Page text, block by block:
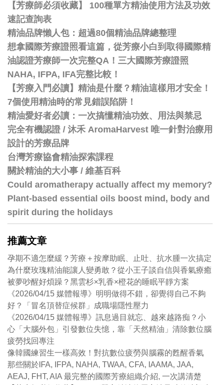
【芳療師必須收藏】 100種單方精油使用方法及功效
速記查詢表
精油品牌懶人包：超過80個精油品牌總整理
想拿國際芳療證照看這篇，從芳療小白到取得國際精
油認證芳療師一次完整QA！三大國際芳療證照
NAHA, IFPA, IFA完整比較！
【芳療入門必讀】精油是什麼？精油這樣用才安全！
7個使用精油時的常見錯誤陷阱！
精油愛好者必讀：一次搞懂精油功效、用法與禁忌
完全有機認證 / 沐禾 AromaHarvest 唯一針對治療用
設計的芳療品牌
台灣芳療協會精油探索課程
關於精油的大小事 / 維基百科
Could aromatherapy actually affect my memory?
Plant-based essential oils boost mind, body and
spirit during the holidays
推薦文章
孕期不適怎麼緩？芳療＋按摩助眠、止吐、抗水腫一次搞定
為什麼玫瑰精油能讓人變勇敢？從小王子談自信與香氣療癒
被夢吵醒好煩躁？黑雲杉×乳香×橙花的睡眠平靜方案
《2026/04/15 媒體報導》明明做得不錯，卻覺得自己不夠
好？「冒名頂替症候群」成職場隱性壓力
《2026/04/15 媒體報導》訊息過目就忘、越來越路痴？小
心「大腦外包」引發數位失憶，靠「天然精油」清除數位腦
疲勞找回專注
像韓國練習生一樣高效！對抗數位疲勞與腦霧的甦醒香氣
那些關於IFA, IFPA, NAHA, TWAA, CFA, IAAMA, JAA,
AEAJ, FHT, AIA 最完整的國際芳療組織介紹, 一次講清楚